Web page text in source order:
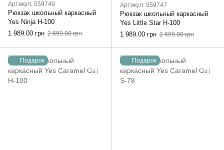
Артикул: 559749
Рюкзак школьный каркасный
Yes Ninja H-100
1 989.00 грн 2 699.00 грн
Артикул: 559747
Рюкзак школьный каркасный
Yes Little Star H-100
1 989.00 грн 2 699.00 грн
Подарок Подарок